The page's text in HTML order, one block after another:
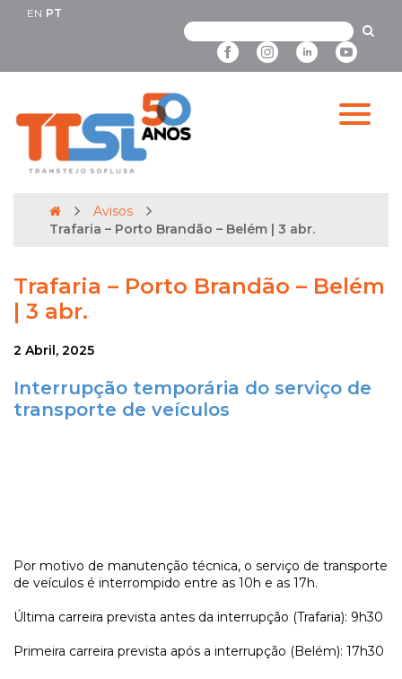
EN PT
Avisos
Trafaria – Porto Brandão – Belém | 3 abr.
Trafaria – Porto Brandão – Belém
| 3 abr.
2 Abril, 2025
Interrupção temporária do serviço de
transporte de veículos
Por motivo de manutenção técnica, o serviço de transporte
de veículos é interrompido entre as 10h e as 17h.
Última carreira prevista antes da interrupção (Trafaria): 9h30
Primeira carreira prevista após a interrupção (Belém): 17h30